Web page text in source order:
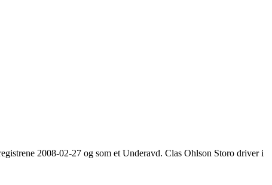
2008-02-27 og som et Underavd. Clas Ohlson Storo driver i